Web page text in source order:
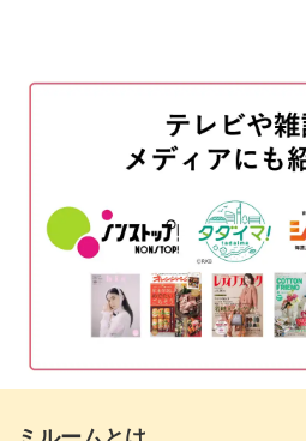
DAISY先生ならではのアートの
食べてしまいたくなるリアルで
シールを使えば、おどろくほど
が出来上がるので、施術時間の
ものアートにメッセージ性やス
パンの耳を描く
パンの耳に部分的に柄をつける
ステッカーを貼る
目玉焼きをぷっくりさせる
黄身を描く
黄身に影をつける